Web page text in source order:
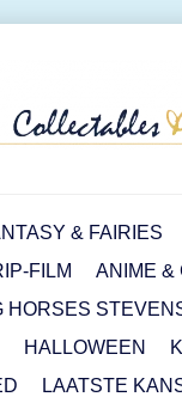
& FAIRIES
FILM
ANIME &
HORSES
HALLOWEEN
LAATSTE